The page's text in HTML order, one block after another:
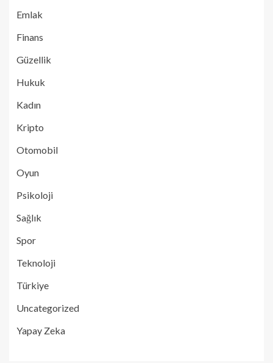
Emlak
Finans
Güzellik
Hukuk
Kadın
Kripto
Otomobil
Oyun
Psikoloji
Sağlık
Spor
Teknoloji
Türkiye
Uncategorized
Yapay Zeka